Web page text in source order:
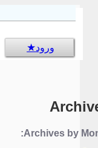
ورود
Archives by